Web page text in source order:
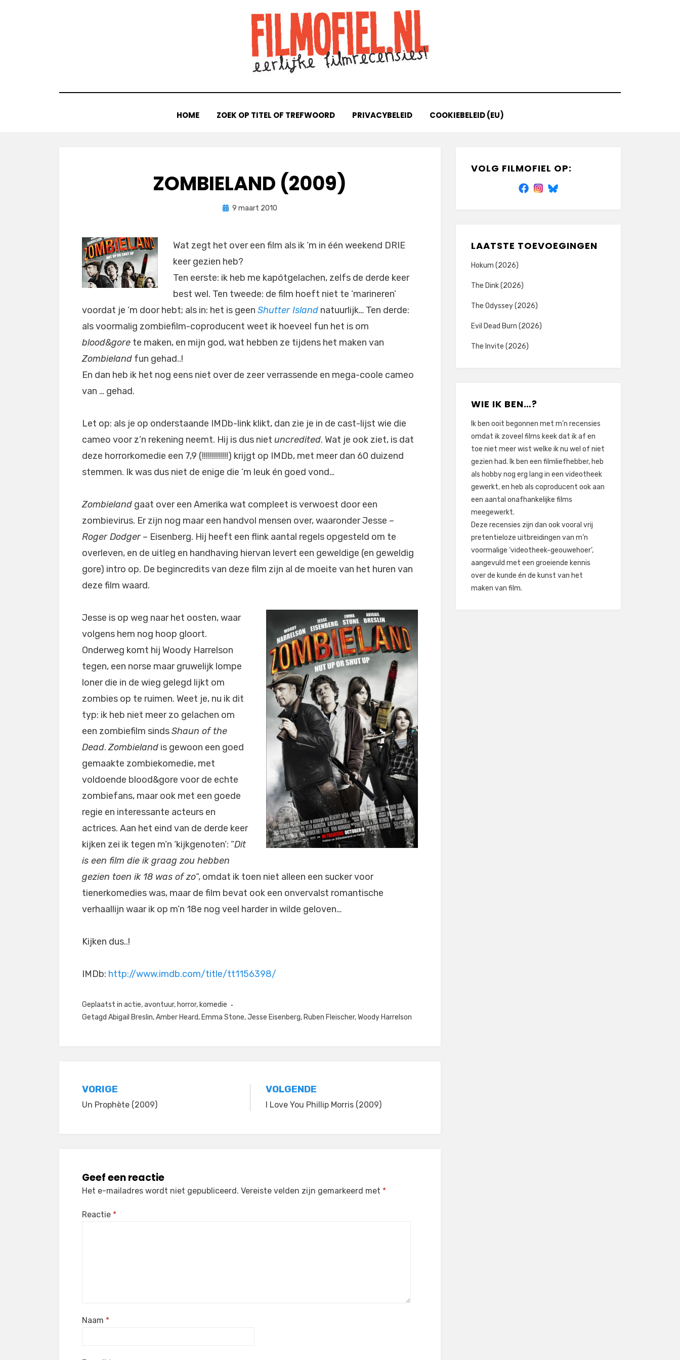
HOME ZOEK OP TITEL OF TREFWOORD PRIVACYBELEID COOKIEBELEID (EU)
ZOMBIELAND (2009)
doorFilmofiel.nl
Geplaatst
9 maart 2010
Wat zegt het over een film als ik ‘m in één weekend DRIE
keer gezien heb?
Ten eerste: ik heb me kapótgelachen, zelfs de derde keer
best wel. Ten tweede: de film hoeft niet te ‘marineren’
voordat je ‘m door hebt; als in: het is geen Shutter Island natuurlijk… Ten derde:
als voormalig zombiefilm-coproducent weet ik hoeveel fun het is om
blood&gore te maken, en mijn god, wat hebben ze tijdens het maken van
Zombieland fun gehad..!
En dan heb ik het nog eens niet over de zeer verrassende en mega-coole cameo
van … gehad.
Let op: als je op onderstaande IMDb-link klikt, dan zie je in de cast-lijst wie die
cameo voor z’n rekening neemt. Hij is dus niet uncredited. Wat je ook ziet, is dat
deze horrorkomedie een 7,9 (!!!!!!!!!!!!!) krijgt op IMDb, met meer dan 60 duizend
stemmen. Ik was dus niet de enige die ‘m leuk én goed vond…
Zombieland gaat over een Amerika wat compleet is verwoest door een
zombievirus. Er zijn nog maar een handvol mensen over, waaronder Jesse –
Roger Dodger– Eisenberg. Hij heeft een flink aantal regels opgesteld om te
overleven, en de uitleg en handhaving hiervan levert een geweldige (en geweldig
gore) intro op. De begincredits van deze film zijn al de moeite van het huren van
deze film waard.
Jesse is op weg naar het oosten, waar
volgens hem nog hoop gloort.
Onderweg komt hij Woody Harrelson
tegen, een norse maar gruwelijk lompe
loner die in de wieg gelegd lijkt om
zombies op te ruimen. Weet je, nu ik dit
typ: ik heb niet meer zo gelachen om
een zombiefilm sindsShaun of the
Dead.Zombieland is gewoon een goed
gemaakte zombiekomedie, met
voldoende blood&gore voor de echte
zombiefans, maar ook met een goede
regie en interessante acteurs en
actrices. Aan het eind van de derde keer
kijken zei ik tegen m’n ‘kijkgenoten’: “Dit
is een film die ik graag zou hebben
gezien toen ik 18 was of zo“, omdat ik toen niet alleen een sucker voor
tienerkomedies was, maar de film bevat ook een onvervalst romantische
verhaallijn waar ik op m’n 18e nog veel harder in wilde geloven…
Kijken dus..!
IMDb: http://www.imdb.com/title/tt1156398/
Geplaatst in actie,avontuur, horror, komedie
Getagd Abigail Breslin,Amber Heard, Emma Stone,Jesse Eisenberg, Ruben Fleischer,Woody Harrelson
Bericht
navigatie
VORIGE
Un Prophète (2009)
VOLGENDE
I Love You Phillip Morris (2009)
Geef een reactie
Het e-mailadres wordt niet gepubliceerd. Vereiste velden zijn gemarkeerd met *
Reactie *
Naam *
VOLG FILMOFIEL OP:
LAATSTE TOEVOEGINGEN
Hokum (2026)
The Dink (2026)
The Odyssey (2026)
Evil Dead Burn (2026)
The Invite (2026)
WIE IK BEN…?
Ik ben ooit begonnen met m’n recensies
omdat ik zoveel films keek dat ik af en
toe niet meer wist welke ik nu wel of niet
gezien had. Ik ben een filmliefhebber, heb
als hobby nog erg lang in een videotheek
gewerkt, en heb als coproducent ook aan
een aantal onafhankelijke films
meegewerkt.
Deze recensies zijn dan ook vooral vrij
pretentieloze uitbreidingen van m’n
voormalige ‘videotheek-geouwehoer’,
aangevuld met een groeiende kennis
over de kunde én de kunst van het
maken van film.